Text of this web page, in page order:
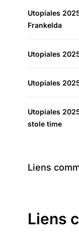
Utopiales
Frankelda
Utopiales
Utopiales
Utopiales
stole time
Liens
Liens